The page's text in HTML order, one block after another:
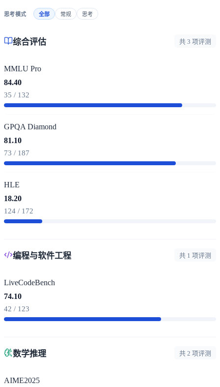
思考模式 全部 常规 思考
综合评估 共 3 项评测
MMLU Pro
84.40
35 / 132
GPQA Diamond
81.10
73 / 187
HLE
18.20
124 / 172
编程与软件工程 共 1 项评测
LiveCodeBench
74.10
42 / 123
数学推理 共 2 项评测
AIME2025